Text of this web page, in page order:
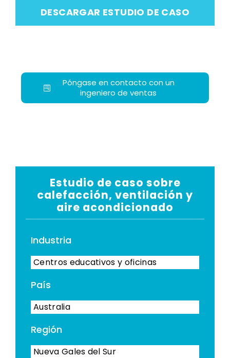
DESCARGAR ESTUDIO DE CASO
Póngase en contacto con un
ingeniero de ventas
Estudio de caso sobre
calefacción, ventilación y
aire acondicionado
Industria
Centros educativos y oficinas
País
Australia
Región
Nueva Gales del Sur